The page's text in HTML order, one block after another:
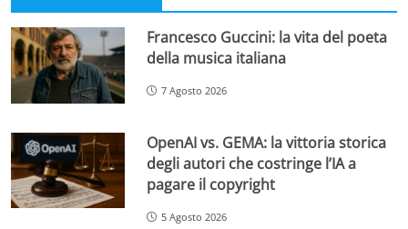
Francesco Guccini: la vita del poeta
della musica italiana
7 Agosto 2026
OpenAI vs. GEMA: la vittoria storica
degli autori che costringe l’IA a
pagare il copyright
5 Agosto 2026